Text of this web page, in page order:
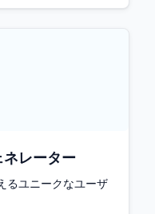
ネレーター
るユニークなユーザ